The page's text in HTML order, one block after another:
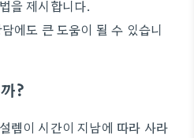
을 제시합니다.
에도 큰 도움이 될 수 있습니
?
렘이 시간이 지남에 따라 사라